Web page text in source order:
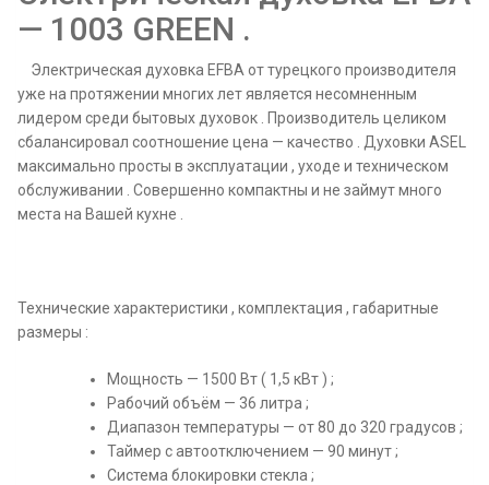
Турция
— 1003 GREEN .
Электрическая духовка EFBA от турецкого производителя
уже на протяжении многих лет является несомненным
лидером среди бытовых духовок . Производитель целиком
сбалансировал соотношение цена — качество . Духовки ASEL
максимально просты в эксплуатации , уходе и техническом
обслуживании . Совершенно компактны и не займут много
места на Вашей кухне .
Технические характеристики , комплектация , габаритные
размеры :
Мощность — 1500 Вт ( 1,5 кВт ) ;
Рабочий объём — 36 литра ;
Диапазон температуры — от 80 до 320 градусов ;
Таймер с автоотключением — 90 минут ;
Система блокировки стекла ;